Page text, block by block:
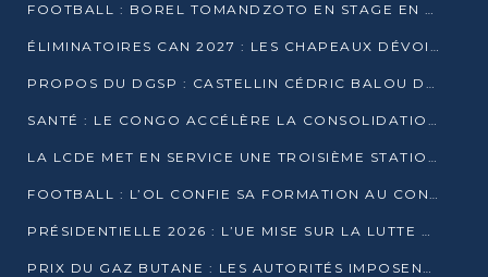
FOOTBALL : BOREL TOMANDZOTO EN STAGE EN ESPAGNE AVEC POLISSYA FC
ÉLIMINATOIRES CAN 2027 : LES CHAPEAUX DÉVOILÉS, LE CONGO FIXÉ SUR SON SORT
PROPOS DU DGSP : CASTELLIN CÉDRIC BALOU DÉNONCE DES PROPOS INTIMIDANTS
SANTÉ : LE CONGO ACCÉLÈRE LA CONSOLIDATION DE L’OFFRE DE SOINS
LA LCDE MET EN SERVICE UNE TROISIÈME STATION D’EAU POTABLE À MFILOU
FOOTBALL : L’OL CONFIE SA FORMATION AU CONGOLAIS CHRISTIAN BASSILA
PRÉSIDENTIELLE 2026 : L’UE MISE SUR LA LUTTE CONTRE LA DÉSINFORMATION
PRIX DU GAZ BUTANE : LES AUTORITÉS IMPOSENT LE RESPECT DES PRIX RÉGLEMENTÉS